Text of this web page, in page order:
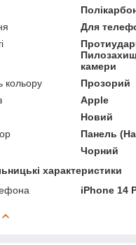
Для
камери
кольору
Прозорий
Apple
Новий
Панель
Чорний
характеристики
iPhone 14